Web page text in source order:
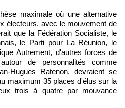
maximale où une alternative
électeurs, avec le mouvement de
que la Fédération Socialiste, le
le Parti pour La Réunion, le
Autrement, d'autres forces de
de personnalités comme
Hugues Ratenon, devraient se
maximum 35 places d'élus sur la
trois à quatre par mouvance